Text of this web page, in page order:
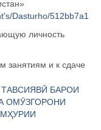
Dasturho/
личность
занятиям и к сдаче
БАРОИ
ОМӮЗГОРОНИ